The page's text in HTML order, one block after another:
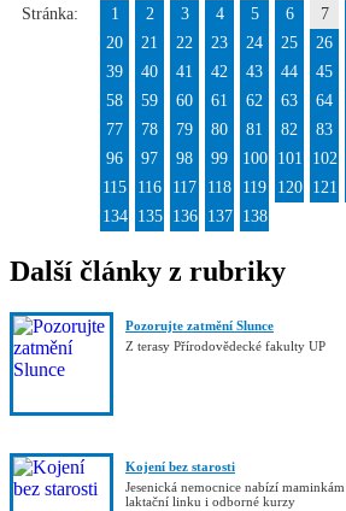
Stránka: 1 2 3 4 5 6 7
20
21 22 23 24 25 26
39
40 41 42 43 44 45
58
59 60 61 62 63 64
77
78 79 80 81 82 83
96
97 98 99 100 101 102
115
116 117 118 119 120 121
134
135 136 137 138
Další články z rubriky
Pozorujte zatmění Slunce
Z terasy Přírodovědecké fakulty UP
Kojení bez starosti
Jesenická nemocnice nabízí maminkám
laktační linku i odborné kurzy